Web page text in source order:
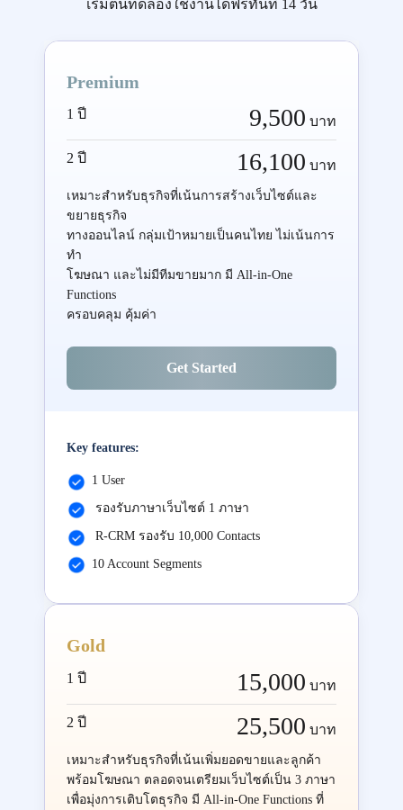
เริ่มต้นทดลองใช้งานได้ฟรีทันที 14 วัน
Premium
1 ปี 9,500 บาท
2 ปี 16,100 บาท
เหมาะสำหรับธุรกิจที่เน้นการสร้างเว็บไซต์และ
ขยายธุรกิจ
ทางออนไลน์ กลุ่มเป้าหมายเป็นคนไทย ไม่เน้นการ
ทำ
โฆษณา และไม่มีทีมขายมาก มี All-in-One
Functions
ครอบคลุม คุ้มค่า
Get Started
Key features:
1 User
รองรับภาษาเว็บไซต์ 1 ภาษา
R-CRM รองรับ 10,000 Contacts
10 Account Segments
Gold
1 ปี 15,000 บาท
2 ปี 25,500 บาท
เหมาะสำหรับธุรกิจที่เน้นเพิ่มยอดขายและลูกค้า
พร้อมโฆษณา ตลอดจนเตรียมเว็บไซต์เป็น 3 ภาษา
เพื่อมุ่งการเติบโตธุรกิจ มี All-in-One Functions ที่